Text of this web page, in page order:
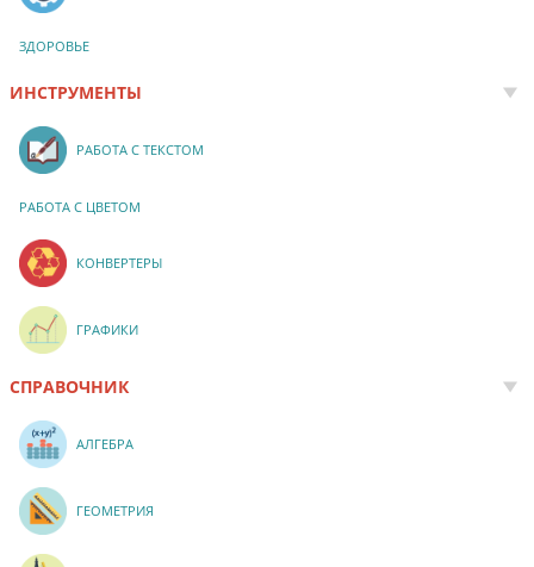
ЗДОРОВЬЕ
ИНСТРУМЕНТЫ
РАБОТА С ТЕКСТОМ
РАБОТА С ЦВЕТОМ
КОНВЕРТЕРЫ
ГРАФИКИ
СПРАВОЧНИК
АЛГЕБРА
ГЕОМЕТРИЯ